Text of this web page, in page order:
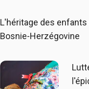
L'héritage des
Bosnie-Herzégovine